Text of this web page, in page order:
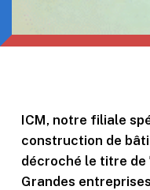
ICM, notre filiale
construction de
décroché le titre de
Grandes